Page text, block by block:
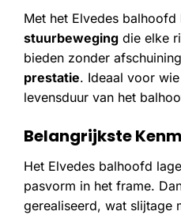
Met het Elvedes
stuurbeweging die elke
bieden zonder
prestatie. Ideaal voor
levensduur van het
Belangrijkste
Het Elvedes balhoofd
pasvorm in het frame.
gerealiseerd, wat slijtage